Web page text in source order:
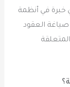
في أنظمة
صياغة العقود